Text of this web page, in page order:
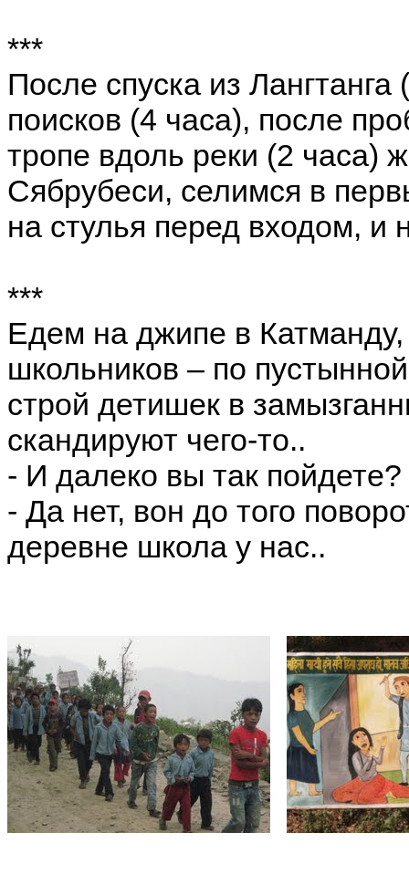
***
После спуска из
поисков (4 часа), после
тропе вдоль реки (2 часа)
Сябрубеси, селимся в
на стулья перед входом, и
***
Едем на джипе в
школьников – по
строй детишек в
скандируют чего-то..
- И далеко вы так пойдете?
- Да нет, вон до того
деревне школа у нас..